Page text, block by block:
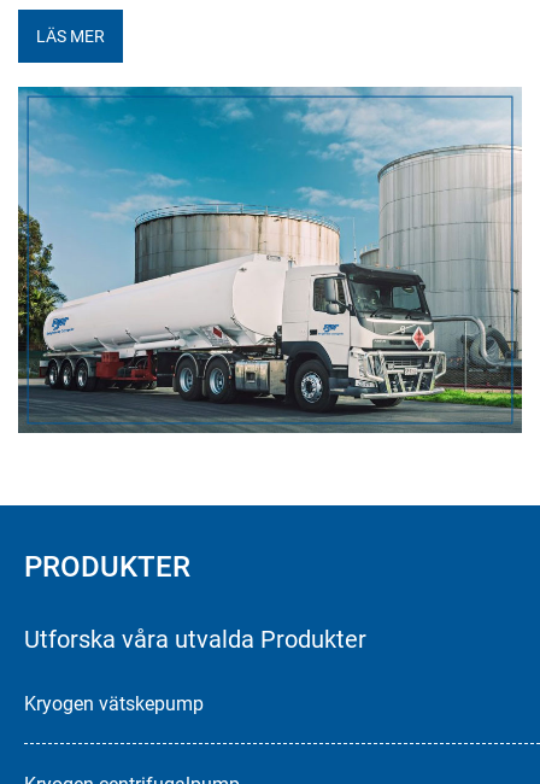
LÄS MER
PRODUKTER
Utforska våra utvalda Produkter
Kryogen vätskepump